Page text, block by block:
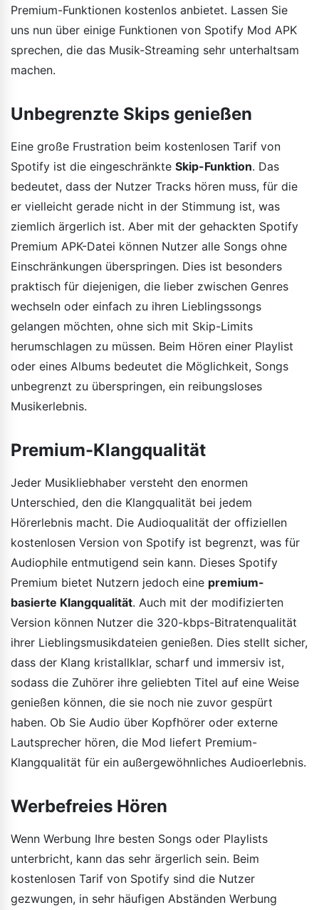
Premium-Funktionen kostenlos anbietet. Lassen Sie
uns nun über einige Funktionen von Spotify Mod APK
sprechen, die das Musik-Streaming sehr unterhaltsam
machen.
Unbegrenzte Skips genießen
Eine große Frustration beim kostenlosen Tarif von
Spotify ist die eingeschränkte Skip-Funktion. Das
bedeutet, dass der Nutzer Tracks hören muss, für die
er vielleicht gerade nicht in der Stimmung ist, was
ziemlich ärgerlich ist. Aber mit der gehackten Spotify
Premium APK-Datei können Nutzer alle Songs ohne
Einschränkungen überspringen. Dies ist besonders
praktisch für diejenigen, die lieber zwischen Genres
wechseln oder einfach zu ihren Lieblingssongs
gelangen möchten, ohne sich mit Skip-Limits
herumschlagen zu müssen. Beim Hören einer Playlist
oder eines Albums bedeutet die Möglichkeit, Songs
unbegrenzt zu überspringen, ein reibungsloses
Musikerlebnis.
Premium-Klangqualität
Jeder Musikliebhaber versteht den enormen
Unterschied, den die Klangqualität bei jedem
Hörerlebnis macht. Die Audioqualität der offiziellen
kostenlosen Version von Spotify ist begrenzt, was für
Audiophile entmutigend sein kann. Dieses Spotify
Premium bietet Nutzern jedoch eine premium-
basierte Klangqualität. Auch mit der modifizierten
Version können Nutzer die 320-kbps-Bitratenqualität
ihrer Lieblingsmusikdateien genießen. Dies stellt sicher,
dass der Klang kristallklar, scharf und immersiv ist,
sodass die Zuhörer ihre geliebten Titel auf eine Weise
genießen können, die sie noch nie zuvor gespürt
haben. Ob Sie Audio über Kopfhörer oder externe
Lautsprecher hören, die Mod liefert Premium-
Klangqualität für ein außergewöhnliches Audioerlebnis.
Werbefreies Hören
Wenn Werbung Ihre besten Songs oder Playlists
unterbricht, kann das sehr ärgerlich sein. Beim
kostenlosen Tarif von Spotify sind die Nutzer
gezwungen, in sehr häufigen Abständen Werbung